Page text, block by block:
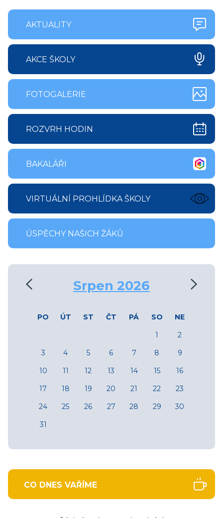
AKTUALITY
AKCE ŠKOLY
FOTOGALERIE
ROZVRH HODIN
BAKALÁŘI
VIRTUÁLNÍ PROHLÍDKA ŠKOLY
ÚSPĚCHY NAŠICH ŽÁKŮ
Srpen 2026
PO ÚT ST ČT PÁ SO
NE
1
2
3
4 5 6 7 8
9
10
11 12 13 14 15
16
17
18 19 20 21 22
23
24
25 26 27 28 29
30
31
CO DNES VAŘÍME